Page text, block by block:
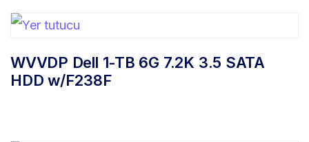
WVVDP Dell 1-TB 6G 7.2K 3.5 SATA
HDD w/F238F